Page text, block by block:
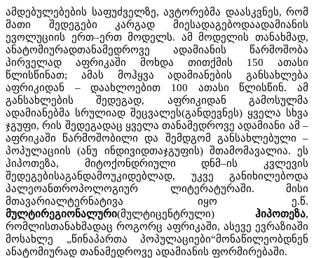
ამდებულებების საფუძველზე, ავტორებმა დაასკვნეს, რომ
მათი შედეგები კარგად მიესადაგებოდაადამიანის
ევოლუციის ერთ–ერთ მოდელს. ამ მოდელის თანახმად,
ანატომიურადთანამედროვე ადამიანის წარმოშობა
პირველად აფრიკაში მოხდა თითქმის 150 ათასი
წლისწინათ; ამას მოჰყვა ადამიანების განსახლება
აფრიკიდან – დაახლოებით 100 ათასი წლისწინ. ამ
განსახლების შედეგად, აფრიკიდან გამოსულმა
ადამიანებმა სრულიად შეცვალეს(განდევნეს) ყველა სხვა
ჯგუფი, რის შედეგადაც ყველა თანამედროვე ადამიანი ამ –
აფრიკაში წარმოშობილი და შემდგომ განსახლებული –
პოპულაციის (ანუ ინდივიდთაჯგუფის) შთამომავალია. ეს
ჰიპოთეზა, მიტოქონდრიული დნმ–ის კვლევის
შედეგებისაგანდამოუკიდებლად, უკვე განიხილებოდა
პალეოანთროპოლოგიურ ლიტერატურაში. მისი
მთავარიალტერნატივა იყო ე.წ.
მულტირეგიონალური(მულტიცენტრული) ჰიპოთეზა,
რომლისთანახმადაც როგორც აფრიკაში, ასევე ევრაზიაში
მოსახლე „წინაპართა პოპულაციები“მონაწილეობდნენ
ანატომიურად თანამედროვე ადამიანის ფორმირებაში.